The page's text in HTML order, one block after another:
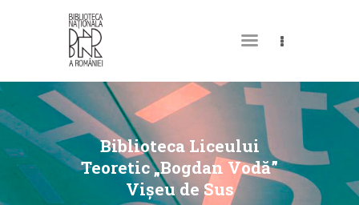
Biblioteca Liceului
Teoretic „Bogdan Vodă”
Vișeu de Sus
DESPRE NOI
PERMISUL MEU DE
BIBLIOTECĂ
CATALOAGE ȘI